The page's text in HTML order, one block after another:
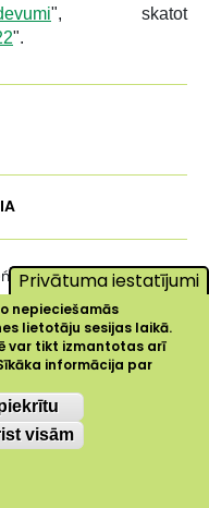
", skatot
".
...Privātuma iestatījumi
nepieciešamās
lietotāju sesijas laikā.
var tikt izmantotas arī
informācija par
visām